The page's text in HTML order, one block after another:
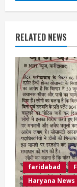
RELATED NEWS
faridabad
Haryana News